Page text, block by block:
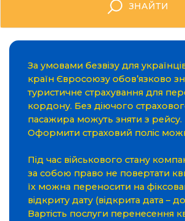
ЗНАЙТИ
За умовами безвізу для
країн Євросоюзу обов’язково
туристичне страхування для
кордону. Без діючого
пасажира можуть зняти з рейсу.
Оформити страховий поліс
Під час військового стану
за собою право не повертати
їх можна переносити на
відкриту дату (відкрита дата –
Вартість послуги перенесення